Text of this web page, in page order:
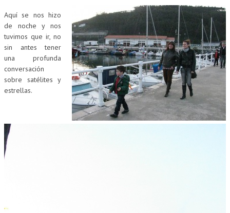
Aquí se nos hizo
de noche y nos
tuvimos que ir, no
sin antes tener
una profunda
conversación
sobre satélites y
estrellas.